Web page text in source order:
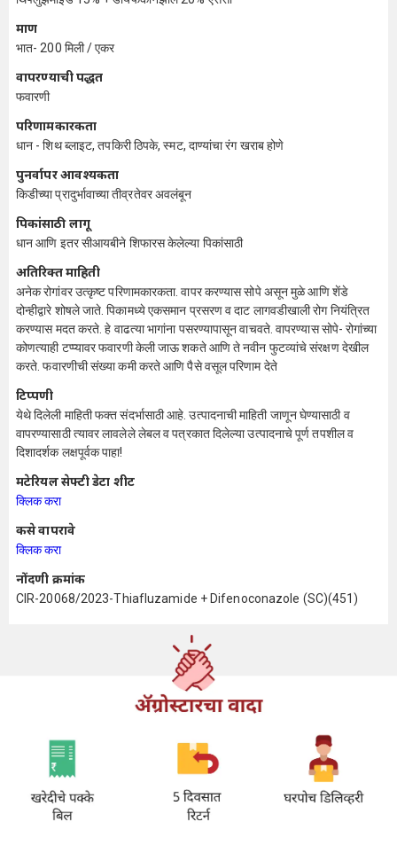
प्रमाण
भात- 200 मिली / एकर
वापरण्याची पद्धत
फवारणी
परिणामकारकता
धान - शिथ ब्लाइट, तपकिरी ठिपके, स्मट, दाण्यांचा रंग खराब होणे
पुनर्वापर आवश्यकता
किडीच्या प्रादुर्भावाच्या तीव्रतेवर अवलंबून
पिकांसाठी लागू
धान आणि इतर सीआयबीने शिफारस केलेल्या पिकांसाठी
अतिरिक्त माहिती
अनेक रोगांवर उत्कृष्ट परिणामकारकता. वापर करण्यास सोपे असून मुळे आणि शेंडे
दोन्हीद्वारे शोषले जाते. पिकामध्ये एकसमान प्रसरण व दाट लागवडीखाली रोग नियंत्रित
करण्यास मदत करते. हे वाढत्या भागांना पसरण्यापासून वाचवते. वापरण्यास सोपे- रोगांच्या
कोणत्याही टप्प्यावर फवारणी केली जाऊ शकते आणि ते नवीन फुटव्यांचे संरक्षण देखील
करते. फवारणीची संख्या कमी करते आणि पैसे वसूल परिणाम देते
टिप्पणी
येथे दिलेली माहिती फक्त संदर्भासाठी आहे. उत्पादनाची माहिती जाणून घेण्यासाठी व
वापरण्यासाठी त्यावर लावलेले लेबल व पत्रकात दिलेल्या उत्पादनाचे पूर्ण तपशील व
दिशादर्शक लक्षपूर्वक पाहा!
मटेरियल सेफ्टी डेटा शीट
क्लिक करा
कसे वापरावे
क्लिक करा
नोंदणी क्रमांक
CIR-20068/2023-Thiafluzamide + Difenoconazole (SC)(451)